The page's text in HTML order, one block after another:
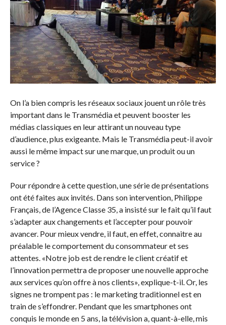
On l’a bien compris les réseaux sociaux jouent un rôle très
important dans le Transmédia et peuvent booster les
médias classiques en leur attirant un nouveau type
d’audience, plus exigeante. Mais le Transmédia peut-il avoir
aussi le même impact sur une marque, un produit ou un
service ?
Pour répondre à cette question, une série de présentations
ont été faites aux invités. Dans son intervention, Philippe
Français, de l’Agence Classe 35, a insisté sur le fait qu’il faut
s’adapter aux changements et l’accepter pour pouvoir
avancer. Pour mieux vendre, il faut, en effet, connaitre au
préalable le comportement du consommateur et ses
attentes. «Notre job est de rendre le client créatif et
l’innovation permettra de proposer une nouvelle approche
aux services qu’on offre à nos clients», explique-t-il. Or, les
signes ne trompent pas : le marketing traditionnel est en
train de s’effondrer. Pendant que les smartphones ont
conquis le monde en 5 ans, la télévision a, quant-à-elle, mis